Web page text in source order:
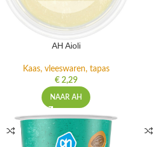
AH Aioli
Kaas, vleeswaren, tapas
€2,29
NAAR AH